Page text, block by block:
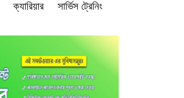
ক্যারিয়ার সার্ভিস ট্রেনিং